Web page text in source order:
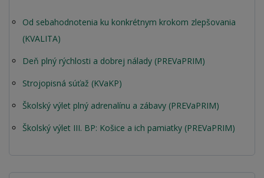
Od sebahodnotenia ku konkrétnym krokom zlepšovania
(KVALITA)
Deň plný rýchlosti a dobrej nálady (PREVaPRIM)
Strojopisná súťaž (KVaKP)
Školský výlet plný adrenalínu a zábavy (PREVaPRIM)
Školský výlet III. BP: Košice a ich pamiatky (PREVaPRIM)